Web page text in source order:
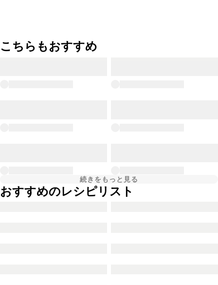
こちらもおすすめ
続きをもっと見る
おすすめのレシピリスト